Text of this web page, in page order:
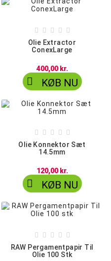
    
Olie Extractor
ConexLarge
400,00 kr.
 KØB NU
    
Olie Konnektor Sæt
14.5mm
120,00 kr.
 KØB NU
    
RAW Pergamentpapir Til
Olie 100 Stk